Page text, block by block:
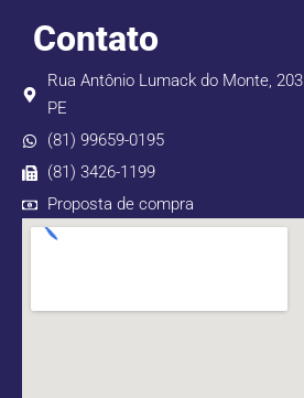
Contato
Rua Antônio Lumack do Monte,
PE
(81) 99659-0195
(81) 3426-1199
Proposta de compra